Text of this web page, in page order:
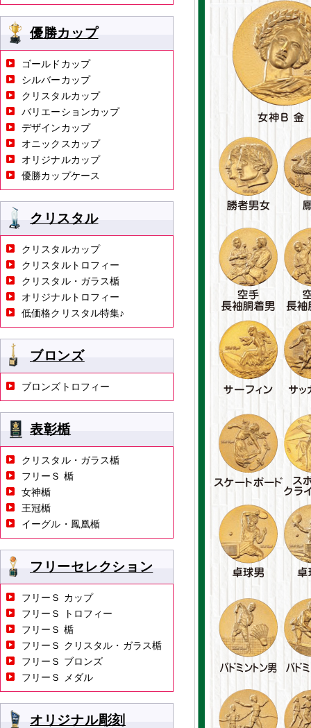
優勝カップ
ゴールドカップ
シルバーカップ
クリスタルカップ
バリエーションカップ
デザインカップ
オニックスカップ
オリジナルカップ
優勝カップケース
クリスタル
クリスタルカップ
クリスタルトロフィー
クリスタル・ガラス楯
オリジナルトロフィー
低価格クリスタル特集♪
ブロンズ
ブロンズトロフィー
表彰楯
クリスタル・ガラス楯
フリーＳ 楯
女神楯
王冠楯
イーグル・鳳凰楯
フリーセレクション
フリーＳ カップ
フリーＳ トロフィー
フリーＳ 楯
フリーＳ クリスタル・ガラス楯
フリーＳ ブロンズ
フリーＳ メダル
オリジナル彫刻